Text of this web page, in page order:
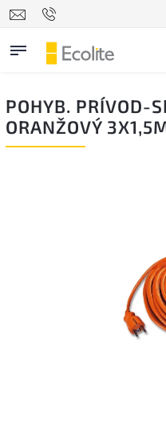
POHYB. PRÍVOD-
ORANŽOVÝ